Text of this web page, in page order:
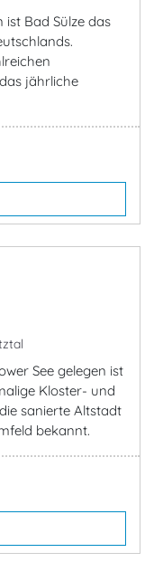
ist Bad Sülze das
jährliche
See gelegen ist
Kloster- und
sanierte Altstadt
bekannt.